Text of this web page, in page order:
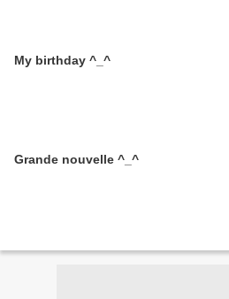
My birthday ^_^
Grande nouvelle ^_^